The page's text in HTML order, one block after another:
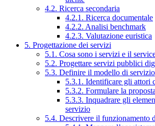
4.2. Ricerca secondaria
4.2.1. Ricerca documentale
4.2.2. Analisi benchmark
4.2.3. Valutazione euristica
5. Progettazione dei servizi
5.1. Cosa sono i servizi e il
5.2. Progettare servizi pubblici
5.3. Definire il modello di servizio
5.3.1. Identificare gli attori
5.3.2. Formulare la
5.3.3. Inquadrare gli
servizio
5.4. Descrivere il funzionamento